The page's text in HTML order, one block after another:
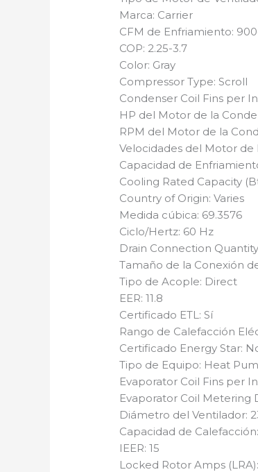
Marca: Carrier
CFM de Enfriamiento:
COP: 2.25-3.7
Color: Gray
Compressor Type: Scroll
Condenser Coil Fins per
HP del Motor de la
RPM del Motor de la
Velocidades del Motor de
Capacidad de
Cooling Rated Capacity
Country of Origin: Varies
Medida cúbica: 69.3576
Ciclo/Hertz: 60 Hz
Drain Connection
Tamaño de la Conexión
Tipo de Acople: Direct
EER: 11.8
Certificado ETL: Sí
Rango de Calefacción
Certificado Energy Star:
Tipo de Equipo: Heat
Evaporator Coil Fins per
Evaporator Coil Metering
Diámetro del Ventilador:
Capacidad de
IEER: 15
Locked Rotor Amps